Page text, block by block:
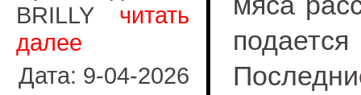
BRILLY читать
далее
Дата: 9-04-2026